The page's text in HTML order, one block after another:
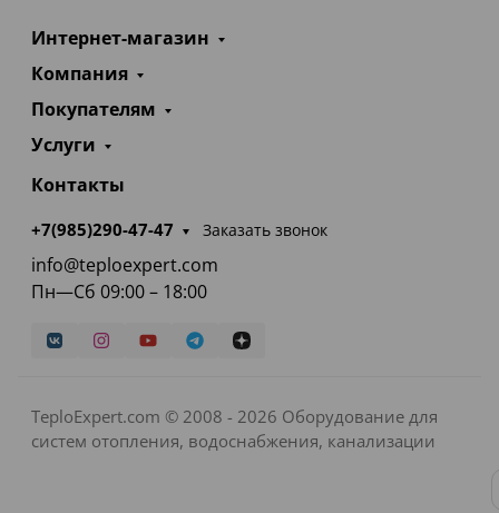
Интернет-магазин
Компания
Покупателям
Услуги
Контакты
+7(985)290-47-47 Заказать звонок
info@teploexpert.com
Пн—Сб 09:00 – 18:00
TeploExpert.com © 2008 - 2026 Оборудование для
систем отопления, водоснабжения, канализации